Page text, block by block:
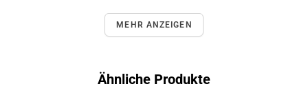
MEHR ANZEIGEN
Ähnliche Produkte